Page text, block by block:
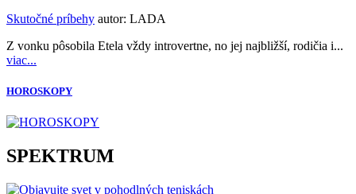
Skutočné príbehy autor: LADA
Z vonku pôsobila Etela vždy introvertne, no jej najbližší, rodičia i...
viac...
HOROSKOPY
SPEKTRUM